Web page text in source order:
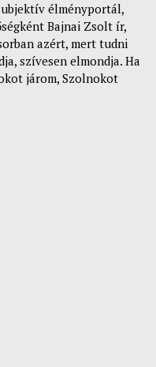
élményportál,
Bajnai Zsolt ír,
azért, mert tudni
szívesen elmondja. Ha
járom, Szolnokot